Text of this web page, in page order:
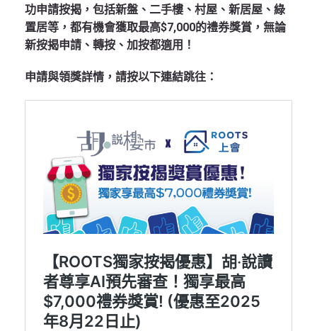
功申請按揭，包括新盤、二手樓、村屋、新居屋、綠
置居等，都有機會獲取最高$7,000的禮券獎賞，無論
新按揭申請、轉按、加按都適用！
申請與領獎詳情，請按以下連結跳往：